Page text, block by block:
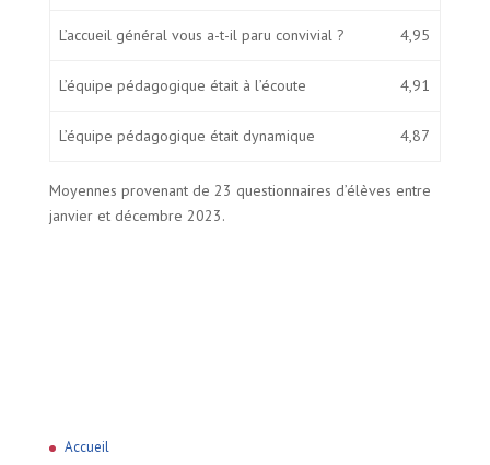
L’accueil général vous a-t-il paru convivial ? 4,95
L’équipe pédagogique était à l’écoute 4,91
L’équipe pédagogique était dynamique 4,87
Moyennes provenant de 23 questionnaires d’élèves entre
janvier et décembre 2023.
Accueil